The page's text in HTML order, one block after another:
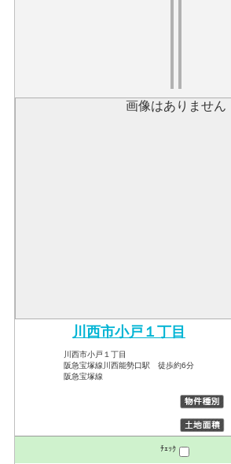
画像はありません
川西市小戸１丁目
川西市小戸１丁目
阪急宝塚線川西能勢口駅 徒歩約6分
阪急宝塚線
ﾁｪｯｸ